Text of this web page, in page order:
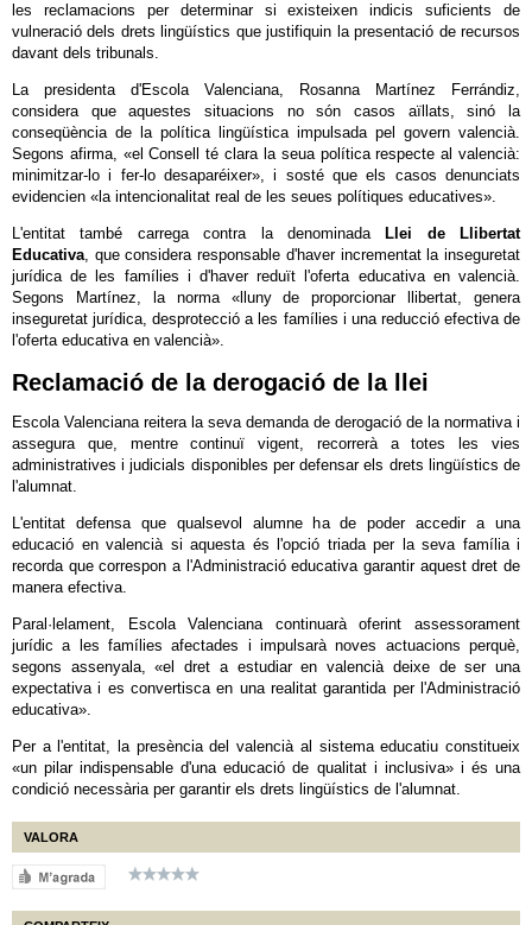
les reclamacions per determinar si existeixen indicis suficients de
vulneració dels drets lingüístics que justifiquin la presentació de recursos
davant dels tribunals.
La presidenta d'Escola Valenciana, Rosanna Martínez Ferrándiz,
considera que aquestes situacions no són casos aïllats, sinó la
conseqüència de la política lingüística impulsada pel govern valencià.
Segons afirma, «el Consell té clara la seua política respecte al valencià:
minimitzar-lo i fer-lo desaparéixer», i sosté que els casos denunciats
evidencien «la intencionalitat real de les seues polítiques educatives».
L'entitat també carrega contra la denominada
Llei de Llibertat
Educativa, que considera responsable d'haver incrementat la inseguretat
jurídica de les famílies i d'haver reduït l'oferta educativa en valencià.
Segons Martínez, la norma «lluny de proporcionar llibertat, genera
inseguretat jurídica, desprotecció a les famílies i una reducció efectiva de
l'oferta educativa en valencià».
Reclamació de la derogació de la llei
Escola Valenciana reitera la seva demanda de derogació de la normativa i
assegura que, mentre continuï vigent, recorrerà a totes les vies
administratives i judicials disponibles per defensar els drets lingüístics de
l'alumnat.
L'entitat defensa que qualsevol alumne ha de poder accedir a una
educació en valencià si aquesta és l'opció triada per la seva família i
recorda que correspon a l'Administració educativa garantir aquest dret de
manera efectiva.
Paral·lelament, Escola Valenciana continuarà oferint assessorament
jurídic a les famílies afectades i impulsarà noves actuacions perquè,
segons assenyala, «el dret a estudiar en valencià deixe de ser una
expectativa i es convertisca en una realitat garantida per l'Administració
educativa».
Per a l'entitat, la presència del valencià al sistema educatiu constitueix
«un pilar indispensable d'una educació de qualitat i inclusiva» i és una
condició necessària per garantir els drets lingüístics de l'alumnat.
VALORA